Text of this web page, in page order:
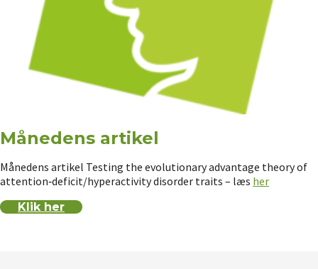
Månedens artikel
Månedens artikel Testing the evolutionary advantage theory of
attention‑deficit/hyperactivity disorder traits – læs her
Klik her